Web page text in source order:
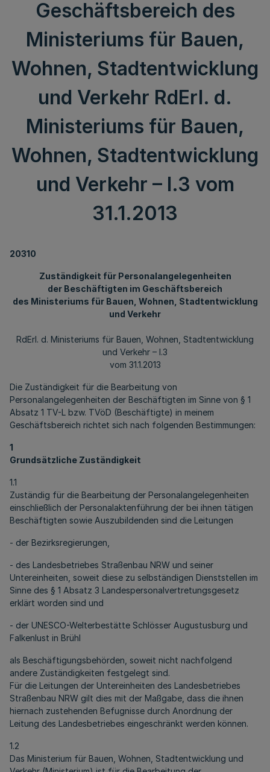
Geschäftsbereich des
Ministeriums für Bauen,
Wohnen, Stadtentwicklung
und Verkehr RdErl. d.
Ministeriums für Bauen,
Wohnen, Stadtentwicklung
und Verkehr – I.3 vom
31.1.2013
20310
Zuständigkeit für Personalangelegenheiten
der Beschäftigten im Geschäftsbereich
des Ministeriums für Bauen, Wohnen, Stadtentwicklung
und Verkehr
RdErl. d. Ministeriums für Bauen, Wohnen, Stadtentwicklung
und Verkehr – I.3
vom 31.1.2013
Die Zuständigkeit für die Bearbeitung von
Personalangelegenheiten der Beschäftigten im Sinne von § 1
Absatz 1 TV-L bzw. TVöD (Beschäftigte) in meinem
Geschäftsbereich richtet sich nach folgenden Bestimmungen:
1
Grundsätzliche Zuständigkeit
1.1
Zuständig für die Bearbeitung der Personalangelegenheiten
einschließlich der Personalaktenführung der bei ihnen tätigen
Beschäftigten sowie Auszubildenden sind die Leitungen
- der Bezirksregierungen,
- des Landesbetriebes Straßenbau NRW und seiner
Untereinheiten, soweit diese zu selbständigen Dienststellen im
Sinne des § 1 Absatz 3 Landespersonalvertretungsgesetz
erklärt worden sind und
- der UNESCO-Welterbestätte Schlösser Augustusburg und
Falkenlust in Brühl
als Beschäftigungsbehörden, soweit nicht nachfolgend
andere Zuständigkeiten festgelegt sind.
Für die Leitungen der Untereinheiten des Landesbetriebes
Straßenbau NRW gilt dies mit der Maßgabe, dass die ihnen
hiernach zustehenden Befugnisse durch Anordnung der
Leitung des Landesbetriebes eingeschränkt werden können.
1.2
Das Ministerium für Bauen, Wohnen, Stadtentwicklung und